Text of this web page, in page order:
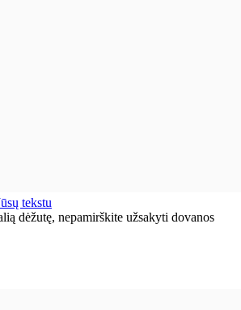
tekstu
dėžutę, nepamirškite užsakyti dovanos